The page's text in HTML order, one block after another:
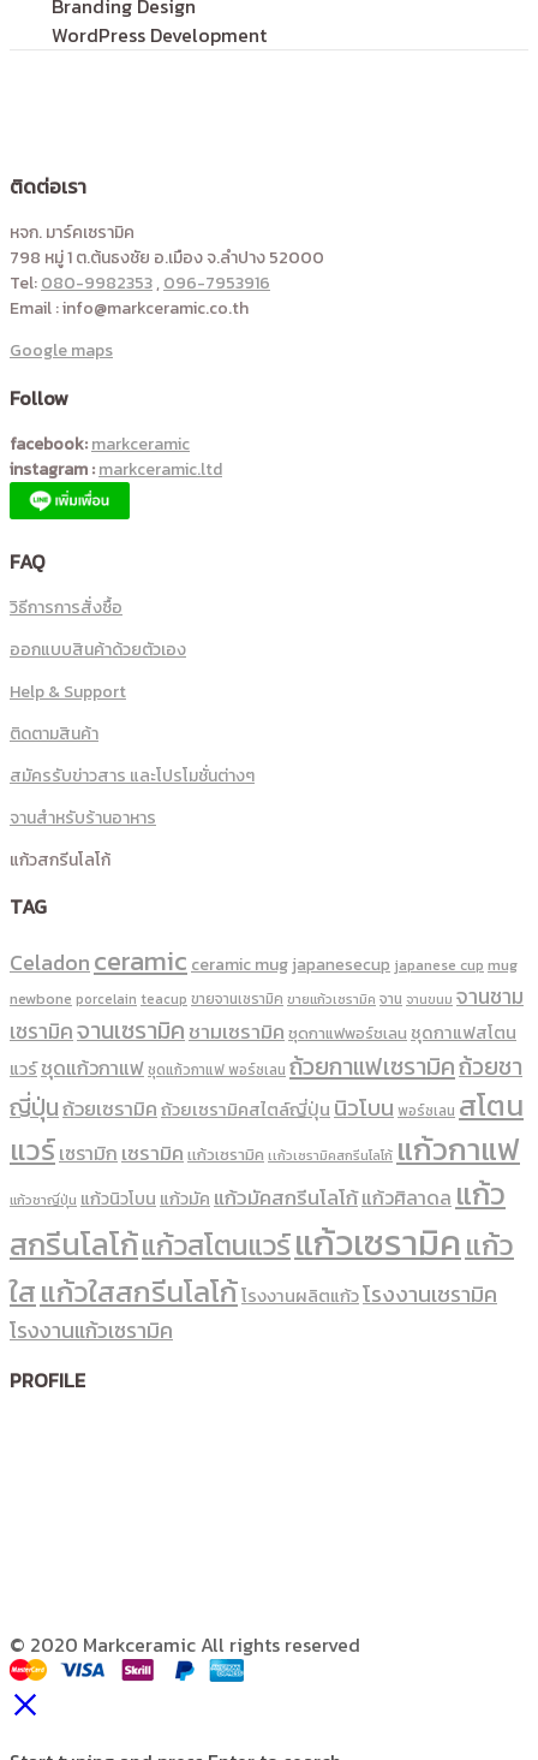
WordPress Development
ติดต่อเรา
หจก. มาร์คเซรามิค
798 หมู่ 1 ต.ต้นธงชัย อ.เมือง จ.ลำปาง 52000
Tel:080-9982353,096-7953916
Email : info@markceramic.co.th
Google maps
Follow
facebook:markceramic
instagram :markceramic.ltd
FAQ
วิธีการการสั่งซื้อ
ออกแบบสินค้าด้วยตัวเอง
Help & Support
ติดตามสินค้า
สมัครรับข่าวสาร และโปรโมชั่นต่างๆ
จานสำหรับร้านอาหาร
แก้วสกรีนโลโก้
TAG
Celadonceramic ceramic mug japanesecup japanese cup mug
newbone porcelain teacup ขายจานเซรามิค ขายแก้วเซรามิค จาน จานขนม จานชาม
เซรามิคจานเซรามิคชามเซรามิค ชุดกาแฟพอร์ชเลน ชุดกาแฟสโตน
แวร์ชุดแก้วกาแฟชุดแก้วกาแฟ พอร์ซเลน ถ้วยกาแฟเซรามิคถ้วยชา
ญี่ปุ่นถ้วยเซรามิคถ้วยเซรามิคสไตล์ญี่ปุ่น นิวโบน พอร์ซเลน สโตน
แวร์เซรามิก เซรามิค เเก้วเซรามิค เเก้วเซรามิคสกรีนโลโก้ แก้วกาแฟ
แก้วชาญี่ปุ่น แก้วนิวโบน แก้วมัค แก้วมัคสกรีนโลโก้แก้วศิลาดล แก้ว
สกรีนโลโก้แก้วสโตนแวร์แก้วเซรามิคแก้ว
ใสแก้วใสสกรีนโลโก้โรงงานผลิตแก้วโรงงานเซรามิค
โรงงานแก้วเซรามิค
PROFILE
© 2020 Markceramic All rights reserved